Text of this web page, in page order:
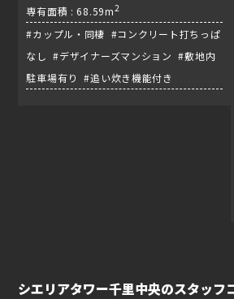
急箕面線『箕面』
専有面積 : 68.59m2
#カップル・同棲 #コンクリート打ちっぱ
なし #デザイナーズマンション #敷地内
駐車場有り #追い炊き機能付き
シエリアタワー千里中央のスタッフ